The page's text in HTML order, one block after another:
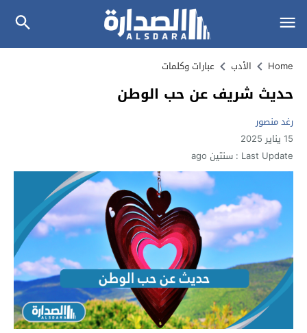
Home الأدب عبارات وكلمات
حديث شريف عن حب الوطن
رغد منصور
15 يناير 2025
Last Update : سنتين ago